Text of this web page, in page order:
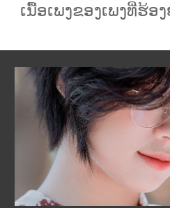
ເນື້ອເພງຂອງເພງທີ່ຮ້ອ